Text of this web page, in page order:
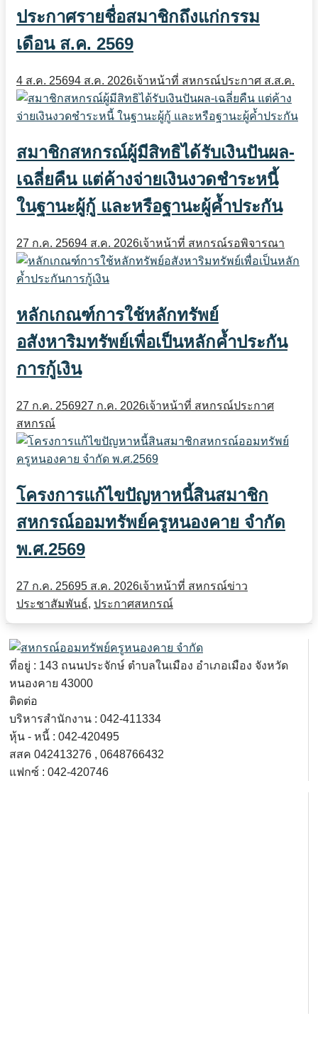
ประกาศรายชื่อสมาชิกถึงแก่กรรม
เดือน ส.ค. 2569
4 ส.ค. 25694 ส.ค. 2026เจ้าหน้าที่ สหกรณ์ประกาศ ส.ส.ค.
สมาชิกสหกรณ์ผู้มีสิทธิได้รับเงินปันผล-
เฉลี่ยคืน แต่ค้างจ่ายเงินงวดชำระหนี้
ในฐานะผู้กู้ และหรือฐานะผู้ค้ำประกัน
27 ก.ค. 25694 ส.ค. 2026เจ้าหน้าที่ สหกรณ์รอพิจารณา
หลักเกณฑ์การใช้หลักทรัพย์
อสังหาริมทรัพย์เพื่อเป็นหลักค้ำประกัน
การกู้เงิน
27 ก.ค. 256927 ก.ค. 2026เจ้าหน้าที่ สหกรณ์ประกาศ
สหกรณ์
โครงการแก้ไขปัญหาหนี้สินสมาชิก
สหกรณ์ออมทรัพย์ครูหนองคาย จำกัด
พ.ศ.2569
27 ก.ค. 25695 ส.ค. 2026เจ้าหน้าที่ สหกรณ์ข่าว
ประชาสัมพันธ์, ประกาศสหกรณ์
ที่อยู่ : 143 ถนนประจักษ์ ตำบลในเมือง อำเภอเมือง จังหวัด
หนองคาย 43000
ติดต่อ
บริหารสำนักงาน : 042-411334
หุ้น - หนี้ : 042-420495
สสค 042413276 , 0648766432
แฟกซ์ : 042-420746